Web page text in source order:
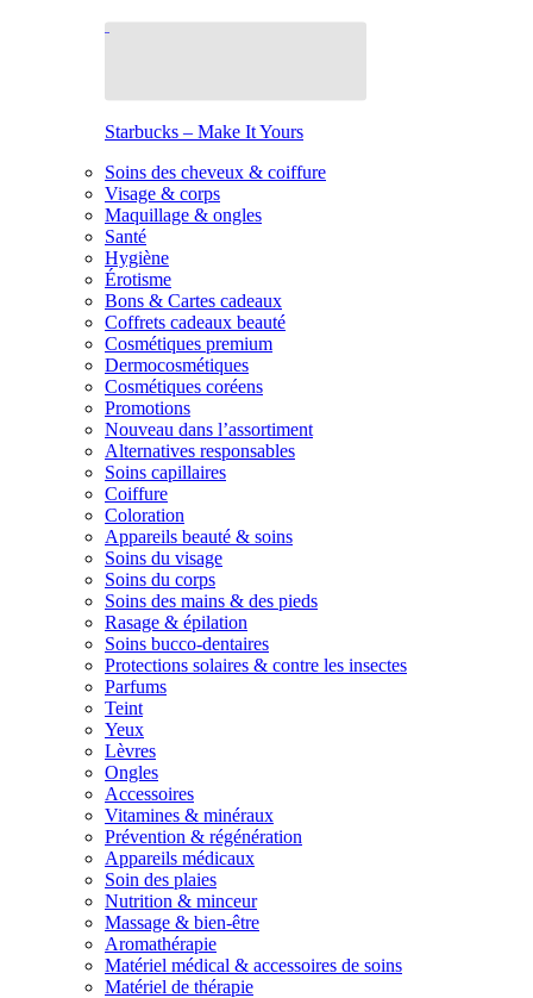
Starbucks – Make It Yours
Soins des cheveux & coiffure
Visage & corps
Maquillage & ongles
Santé
Hygiène
Érotisme
Bons & Cartes cadeaux
Coffrets cadeaux beauté
Cosmétiques premium
Dermocosmétiques
Cosmétiques coréens
Promotions
Nouveau dans l’assortiment
Alternatives responsables
Soins capillaires
Coiffure
Coloration
Appareils beauté & soins
Soins du visage
Soins du corps
Soins des mains & des pieds
Rasage & épilation
Soins bucco-dentaires
Protections solaires & contre les insectes
Parfums
Teint
Yeux
Lèvres
Ongles
Accessoires
Vitamines & minéraux
Prévention & régénération
Appareils médicaux
Soin des plaies
Nutrition & minceur
Massage & bien-être
Aromathérapie
Matériel médical & accessoires de soins
Matériel de thérapie